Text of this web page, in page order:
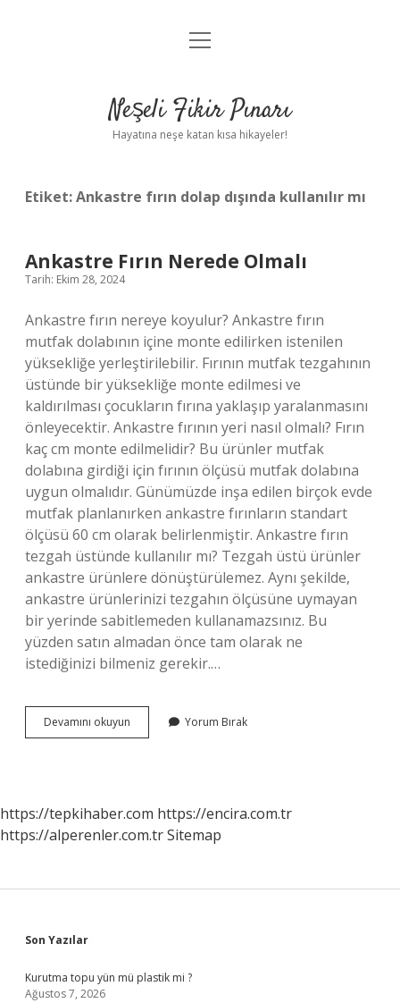
Anasayfa
Yasal Uyarı
menüyü
Neşeli Fikir Pınarı
Hayatına neşe katan kısa hikayeler!
Etiket:Ankastre fırın dolap dışında kullanılır mı
Ankastre Fırın Nerede Olmalı
Tarih: Ekim 28, 2024
Ankastre fırın nereye koyulur? Ankastre fırın
mutfak dolabının içine monte edilirken istenilen
yüksekliğe yerleştirilebilir. Fırının mutfak tezgahının
üstünde bir yüksekliğe monte edilmesi ve
kaldırılması çocukların fırına yaklaşıp yaralanmasını
önleyecektir. Ankastre fırının yeri nasıl olmalı? Fırın
kaç cm monte edilmelidir? Bu ürünler mutfak
dolabına girdiği için fırının ölçüsü mutfak dolabına
uygun olmalıdır. Günümüzde inşa edilen birçok evde
mutfak planlanırken ankastre fırınların standart
ölçüsü 60 cm olarak belirlenmiştir. Ankastre fırın
tezgah üstünde kullanılır mı? Tezgah üstü ürünler
ankastre ürünlere dönüştürülemez. Aynı şekilde,
ankastre ürünlerinizi tezgahın ölçüsüne uymayan
bir yerinde sabitlemeden kullanamazsınız. Bu
yüzden satın almadan önce tam olarak ne
istediğinizi bilmeniz gerekir.…
Devamını okuyun Ankastre
Fırın
Yorum Bırak
https://tepkihaber.com https://encira.com.tr
https://alperenler.com.trSitemap
Sidebar
Son Yazılar
Kurutma topu yün mü plastik mi ?
Ağustos 7, 2026